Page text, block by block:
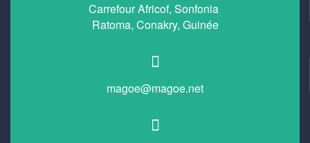
Carrefour Africof, Sonfonia
Ratoma, Conakry, Guinée
magoe@magoe.net